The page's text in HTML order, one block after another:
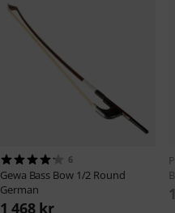
6
Gewa Bass Bow 1/2 Round
German
1 468 kr